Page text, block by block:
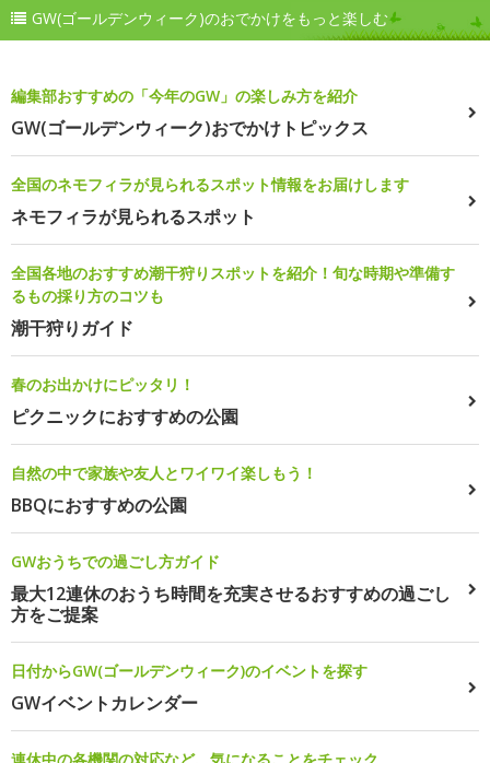
GW(ゴールデンウィーク)のおでかけをもっと楽しむ
編集部おすすめの「今年のGW」の楽しみ方を紹介
GW(ゴールデンウィーク)おでかけトピックス
全国のネモフィラが見られるスポット情報をお届けします
ネモフィラが見られるスポット
全国各地のおすすめ潮干狩りスポットを紹介！旬な時期や準備す
るもの採り方のコツも
潮干狩りガイド
春のお出かけにピッタリ！
ピクニックにおすすめの公園
自然の中で家族や友人とワイワイ楽しもう！
BBQにおすすめの公園
GWおうちでの過ごし方ガイド
最大12連休のおうち時間を充実させるおすすめの過ごし
方をご提案
日付からGW(ゴールデンウィーク)のイベントを探す
GWイベントカレンダー